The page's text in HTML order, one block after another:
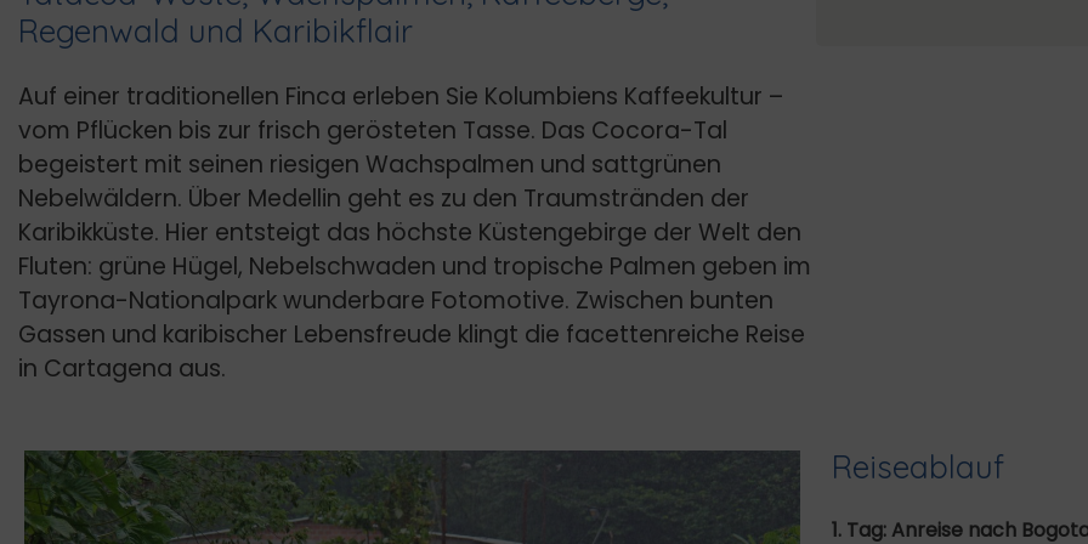
Regenwald und Karibikflair
Auf einer traditionellen Finca erleben Sie Kolumbiens Kaffeekultur –
vom Pflücken bis zur frisch gerösteten Tasse. Das Cocora-Tal
begeistert mit seinen riesigen Wachspalmen und sattgrünen
Nebelwäldern. Über Medellin geht es zu den Traumstränden der
Karibikküste. Hier entsteigt das höchste Küstengebirge der Welt den
Fluten: grüne Hügel, Nebelschwaden und tropische Palmen geben im
Tayrona-Nationalpark wunderbare Fotomotive. Zwischen bunten
Gassen und karibischer Lebensfreude klingt die facettenreiche Reise
in Cartagena aus.
Reiseablauf
1. Tag: Anreise nach